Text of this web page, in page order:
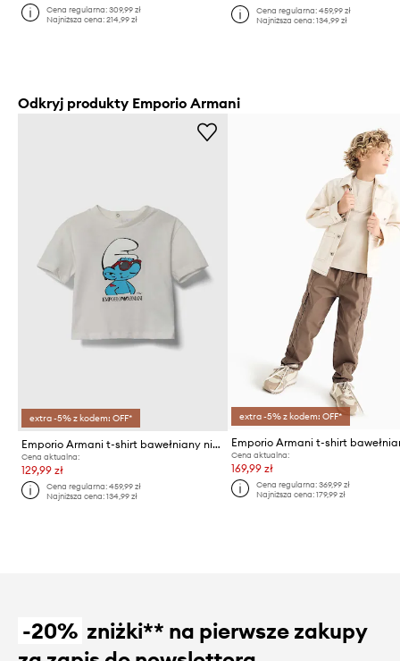
Cena regularna:309,99 zł
Najniższa cena:214,99 zł
Cena regularna: 459,99 zł
Najniższa cena: 134,99 zł
Odkryj produkty Emporio Armani
extra -5% z kodem: OFF*
Emporio Armani t-shirt bawełniany niemowlęcy x The Smurfs
Cena aktualna:
129,99 zł
Cena regularna:459,99 zł
Najniższa cena:134,99 zł
extra -5% z kodem: OFF*
Emporio Armani t-shirt
Cena aktualna:
169,99 zł
Cena regularna: 369,99 zł
Najniższa cena: 179,99 zł
-20% zniżki** na pierwsze zakupy